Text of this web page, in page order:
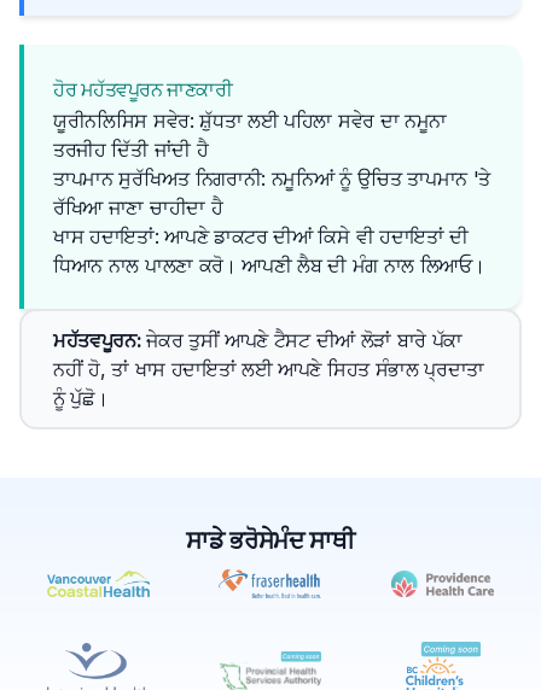
ਹੋਰ ਮਹੱਤਵਪੂਰਨ ਜਾਣਕਾਰੀ
ਯੂਰੀਨਲਿਸਿਸ ਸਵੇਰ: ਸ਼ੁੱਧਤਾ ਲਈ ਪਹਿਲਾ ਸਵੇਰ ਦਾ ਨਮੂਨਾ
ਤਰਜੀਹ ਦਿੱਤੀ ਜਾਂਦੀ ਹੈ
ਤਾਪਮਾਨ ਸੁਰੱਖਿਅਤ ਨਿਗਰਾਨੀ: ਨਮੂਨਿਆਂ ਨੂੰ ਉਚਿਤ ਤਾਪਮਾਨ 'ਤੇ
ਰੱਖਿਆ ਜਾਣਾ ਚਾਹੀਦਾ ਹੈ
ਖਾਸ ਹਦਾਇਤਾਂ: ਆਪਣੇ ਡਾਕਟਰ ਦੀਆਂ ਕਿਸੇ ਵੀ ਹਦਾਇਤਾਂ ਦੀ
ਧਿਆਨ ਨਾਲ ਪਾਲਣਾ ਕਰੋ। ਆਪਣੀ ਲੈਬ ਦੀ ਮੰਗ ਨਾਲ ਲਿਆਓ।
ਮਹੱਤਵਪੂਰਨ: ਜੇਕਰ ਤੁਸੀਂ ਆਪਣੇ ਟੈਸਟ ਦੀਆਂ ਲੋੜਾਂ ਬਾਰੇ ਪੱਕਾ
ਨਹੀਂ ਹੋ, ਤਾਂ ਖਾਸ ਹਦਾਇਤਾਂ ਲਈ ਆਪਣੇ ਸਿਹਤ ਸੰਭਾਲ ਪ੍ਰਦਾਤਾ
ਨੂੰ ਪੁੱਛੋ।
ਸਾਡੇ ਭਰੋਸੇਮੰਦ ਸਾਥੀ
✕